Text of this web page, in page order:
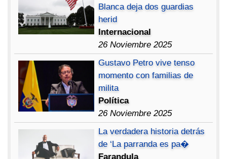
Blanca deja dos guardias
herid
Internacional
26 Noviembre 2025
Gustavo Petro vive tenso
momento con familias de
milita
Política
26 Noviembre 2025
La verdadera historia detrás
de ‘La parranda es pa�
Farandula